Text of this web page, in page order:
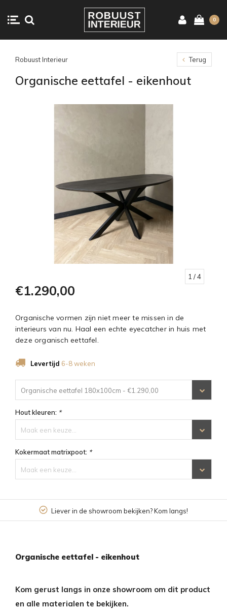
0
Robuust Interieur Terug
Organische eettafel - eikenhout
1 / 4
€1.290,00
Organische vormen zijn niet meer te missen in de
interieurs van nu. Haal een echte eyecatcher in huis met
deze organisch eettafel.
Levertijd 6-8 weken
Organische eettafel 180x100cm - €1.290,00
Hout kleuren: *
Maak een keuze...
Kokermaat matrixpoot: *
Maak een keuze...
Liever in de showroom bekijken? Kom langs!
Organische eettafel - eikenhout
Kom gerust langs in onze showroom om dit product
en alle materialen te bekijken.